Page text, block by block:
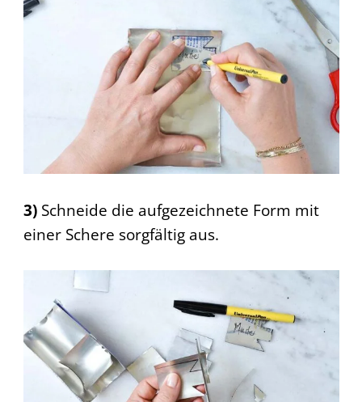
3)Schneide die aufgezeichnete Form mit
einer Schere sorgfältig aus.